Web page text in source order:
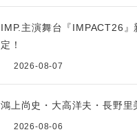
IMP.主演舞台『IMPACT26』
定！
2026-08-07
鴻上尚史・大高洋夫・長野
2026-08-06